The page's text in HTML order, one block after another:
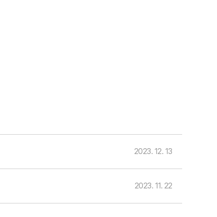
2023. 12. 13
2023. 11. 22